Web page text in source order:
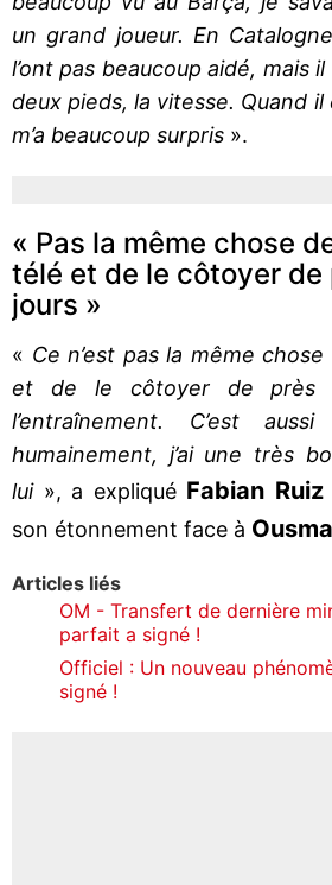
un grand joueur. En
l’ont pas beaucoup aidé, mais
deux pieds, la vitesse. Quand il
m’a beaucoup surpris ».
« Pas la même chose
télé et de le côtoyer de
jours »
« Ce n’est pas la même
et de le côtoyer de près
l’entraînement. C’est
humainement, j’ai une très
lui», a expliqué Fabian Ruiz
son étonnement face à
Articles liés
OM - Transfert de dernière
parfait a signé !
Officiel : Un nouveau
signé !